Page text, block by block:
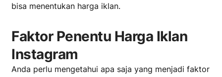
bisa menentukan harga iklan.
Faktor Penentu Harga Iklan
Instagram
Anda perlu mengetahui apa saja yang menjadi faktor